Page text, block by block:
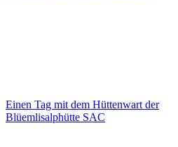
Einen Tag mit dem Hüttenwart der
Blüemlisalphütte SAC